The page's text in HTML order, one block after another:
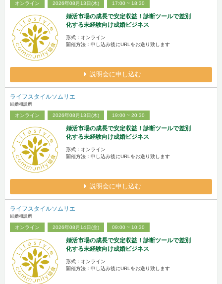
オンライン 2026年08月13日(木) 17:00 ~ 18:30
婚活市場の成長で安定収益！診断ツールで差別
化する未経験向け成婚ビジネス
形式：オンライン
開催方法：申し込み後にURLをお送り致します
説明会に申し込む
ライフスタイルソムリエ
結婚相談所
オンライン 2026年08月13日(木) 19:00 ~ 20:30
婚活市場の成長で安定収益！診断ツールで差別
化する未経験向け成婚ビジネス
形式：オンライン
開催方法：申し込み後にURLをお送り致します
説明会に申し込む
ライフスタイルソムリエ
結婚相談所
オンライン 2026年08月14日(金) 09:00 ~ 10:30
婚活市場の成長で安定収益！診断ツールで差別
化する未経験向け成婚ビジネス
形式：オンライン
開催方法：申し込み後にURLをお送り致します